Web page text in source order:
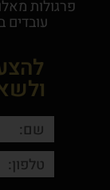
פרגולות
עובדים